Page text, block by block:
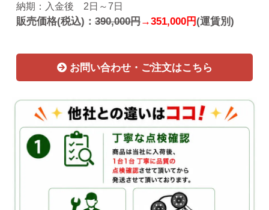
納期：入金後 2日～7日
販売価格(税込)： 390,000円→351,000円 (運賃別)
お問い合わせ・ご注文はこちら